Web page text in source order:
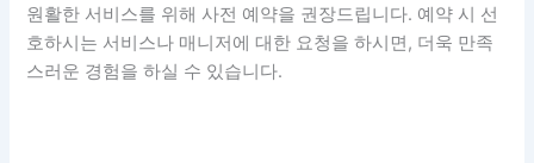
원활한 서비스를 위해 사전 예약을 권장드립니다. 예약 시 선
호하시는 서비스나 매니저에 대한 요청을 하시면, 더욱 만족
스러운 경험을 하실 수 있습니다.